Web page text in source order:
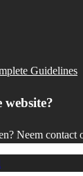
Guidelines
website?
Neem contact